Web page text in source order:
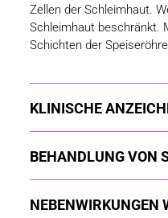
Zellen der Schleimhaut.
Schleimhaut beschränkt.
Schichten der
KLINISCHE
BEHANDLUNG VON
NEBENWIRKUNGEN